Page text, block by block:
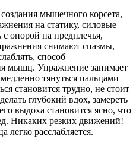
мышечного корсета,
на статику, силовые
опорой на предплечья,
снимают спазмы,
способ –
мышц. Упражнение занимает
тянуться пальцами
становится трудно, не стоит
глубокий вдох, замереть
выдоха становится ясно, что
Никаких резких движений!
расслабляется.